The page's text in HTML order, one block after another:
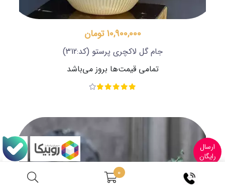
0
10,900,000 تومان
جام گل لاکچری پرستو (کد:312)
تمامی قیمت‌ها بروز می‌باشد
ارسال
رایگان